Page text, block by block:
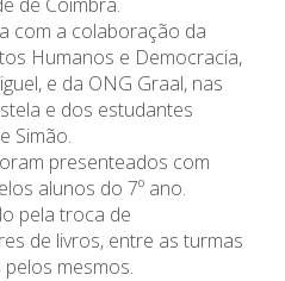
com a colaboração da
Humanos e Democracia,
e da ONG Graal, nas
e dos estudantes
Simão.
presenteados com
alunos do 7º ano.
pela troca de
de livros, entre as turmas
pelos mesmos.